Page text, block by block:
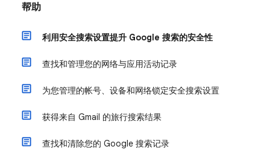
帮助
利用安全搜索设置提升 Google 搜索的安全性
查找和管理您的网络与应用活动记录
为您管理的帐号、设备和网络锁定安全搜索设置
获得来自 Gmail 的旅行搜索结果
查找和清除您的 Google 搜索记录